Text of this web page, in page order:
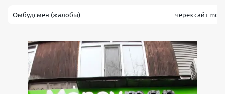
Омбудсмен (жалобы) через сайт